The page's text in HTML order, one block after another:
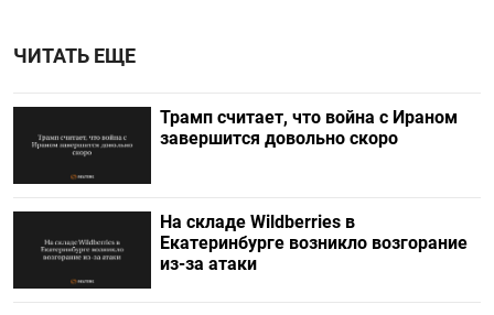
ЧИТАТЬ ЕЩЕ
Трамп считает, что война с Ираном
завершится довольно скоро
На складе Wildberries в
Екатеринбурге возникло возгорание
из-за атаки